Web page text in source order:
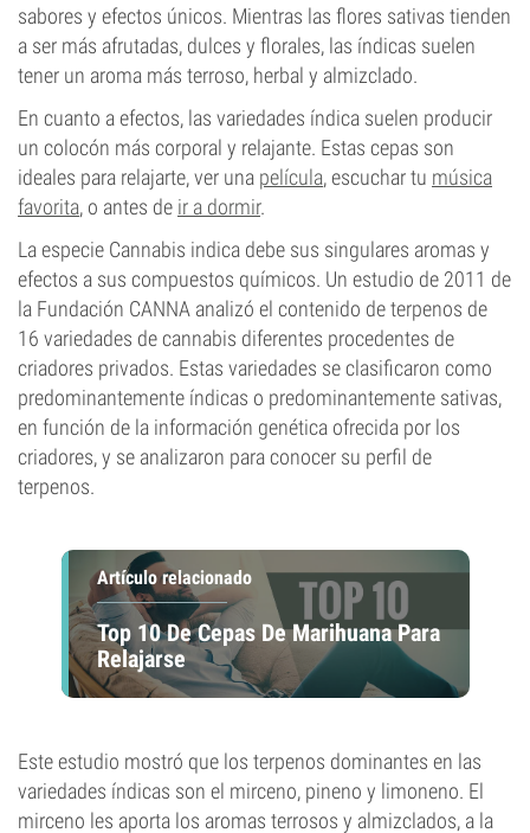
sabores y efectos únicos. Mientras las flores sativas tienden
a ser más afrutadas, dulces y florales, las índicas suelen
tener un aroma más terroso, herbal y almizclado.
En cuanto a efectos, las variedades índica suelen producir
un colocón más corporal y relajante. Estas cepas son
ideales para relajarte, ver una película, escuchar tu música
favorita, o antes de ir a dormir.
La especie Cannabis indica debe sus singulares aromas y
efectos a sus compuestos químicos. Un estudio de 2011 de
la Fundación CANNA analizó el contenido de terpenos de
16 variedades de cannabis diferentes procedentes de
criadores privados. Estas variedades se clasificaron como
predominantemente índicas o predominantemente sativas,
en función de la información genética ofrecida por los
criadores, y se analizaron para conocer su perfil de
terpenos.
Artículo relacionado
Top 10 De Cepas De Marihuana Para
Relajarse
Este estudio mostró que los terpenos dominantes en las
variedades índicas son el mirceno, pineno y limoneno. El
mirceno les aporta los aromas terrosos y almizclados, a la